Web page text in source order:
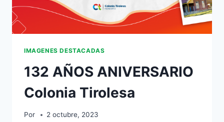
IMAGENES DESTACADAS
132 AÑOS ANIVERSARIO
Colonia Tirolesa
Por 2 octubre, 2023